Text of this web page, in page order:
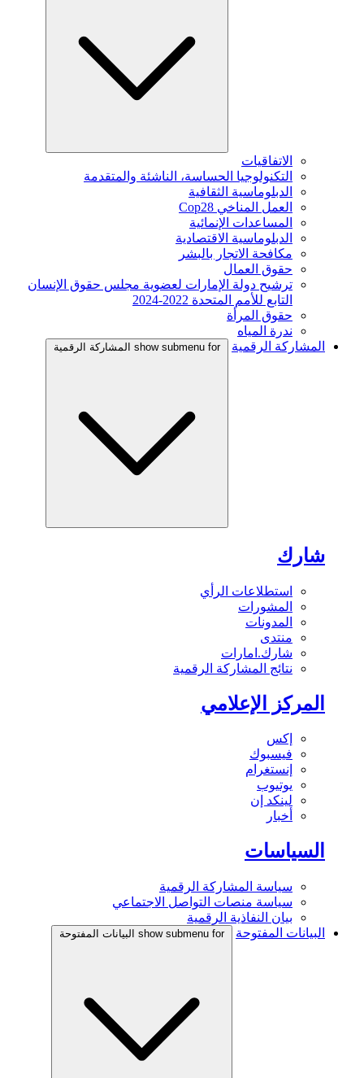
الاتفاقيات
التكنولوجيا الحساسة، الناشئة والمتقدمة
الدبلوماسية الثقافية
العمل المناخي Cop28
المساعدات الإنمائية
الدبلوماسية الاقتصادية
مكافحة الاتجار بالبشر
حقوق العمال
ترشيح دولة الإمارات لعضوية مجلس حقوق الإنسان
التابع للأمم المتحدة 2022-2024
حقوق المرأة
ندرة المياه
المشاركة الرقمية
show submenu for المشاركة الرقمية
شارك
استطلاعات الرأي
المشورات
المدونات
منتدى
شارك.امارات
نتائج المشاركة الرقمية
المركز الإعلامي
إكس
فيسبوك
إنستغرام
يوتيوب
لينكد إن
أخبار
السياسات
سياسة المشاركة الرقمية
سياسة منصات التواصل الاجتماعي
بيان النفاذية الرقمية
البيانات المفتوحة
show submenu for البيانات المفتوحة